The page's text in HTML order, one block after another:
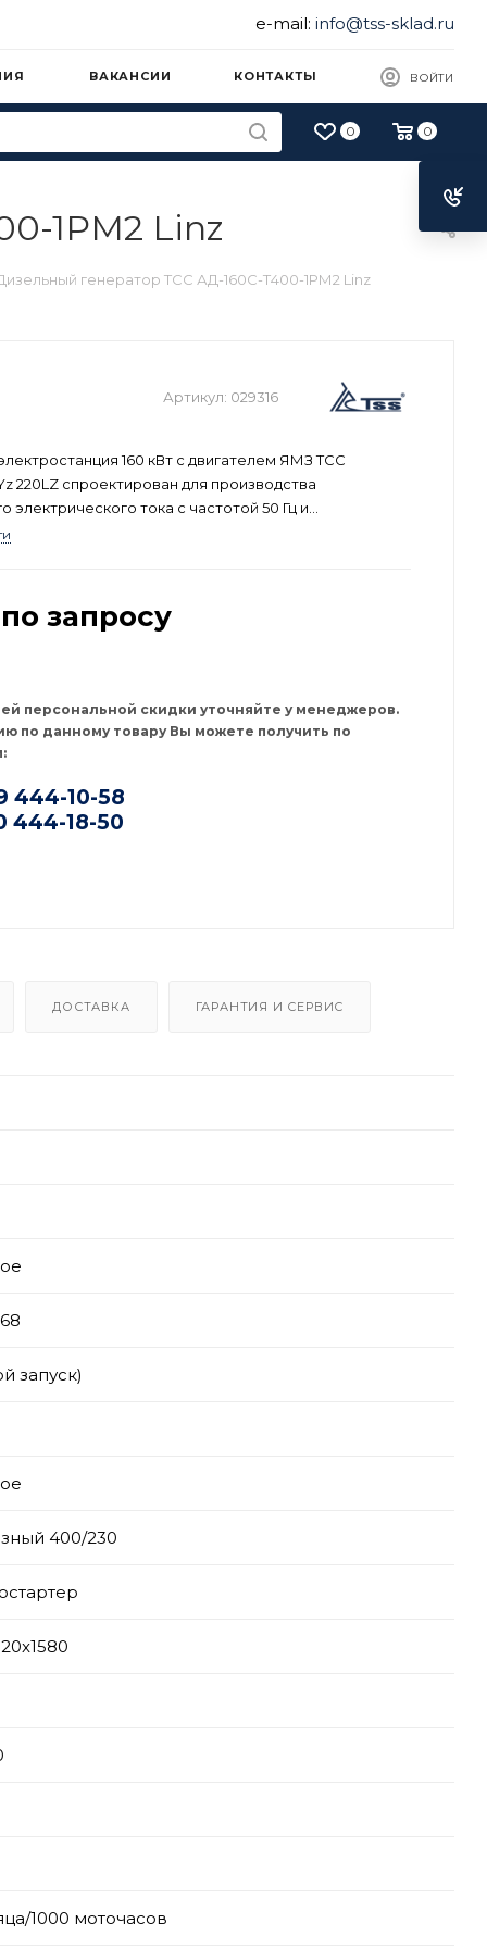
e-mail: info@tss-sklad.ru
ВАКАНСИИ КОНТАКТЫ ВОЙТИ
0 0
1РМ2 Linz
генератор ТСС АД-160С-Т400-1РМ2 Linz
Артикул: 029316
160 кВт с двигателем ЯМЗ ТСС
220LZ спроектирован для производства
электрического тока с частотой 50 Гц и
400 В. Эта модель производится серийно на заводе
запросу
персональной скидки уточняйте у менеджеров.
по данному товару Вы можете получить по
444-10-58
18-50
ДОСТАВКА ГАРАНТИЯ И СЕРВИС
запуск)
400/230
1000 моточасов